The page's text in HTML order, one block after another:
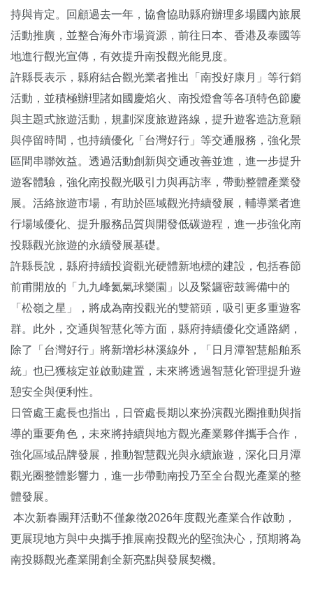
持與肯定。回顧過去一年，協會協助縣府辦理多場國內旅展
活動推廣，並整合海外市場資源，前往日本、香港及泰國等
地進行觀光宣傳，有效提升南投觀光能見度。
許縣長表示，縣府結合觀光業者推出「南投好康月」等行銷
活動，並積極辦理諸如國慶焰火、南投燈會等各項特色節慶
與主題式旅遊活動，規劃深度旅遊路線，提升遊客造訪意願
與停留時間，也持續優化「台灣好行」等交通服務，強化景
區間串聯效益。透過活動創新與交通改善並進，進一步提升
遊客體驗，強化南投觀光吸引力與再訪率，帶動整體產業發
展。活絡旅遊市場，有助於區域觀光持續發展，輔導業者進
行場域優化、提升服務品質與開發低碳遊程，進一步強化南
投縣觀光旅遊的永續發展基礎。
許縣長說，縣府持續投資觀光硬體新地標的建設，包括春節
前甫開放的「九九峰氦氣球樂園」以及緊鑼密鼓籌備中的
「松嶺之星」，將成為南投觀光的雙箭頭，吸引更多重遊客
群。此外，交通與智慧化等方面，縣府持續優化交通路網，
除了「台灣好行」將新增杉林溪線外，「日月潭智慧船舶系
統」也已獲核定並啟動建置，未來將透過智慧化管理提升遊
憩安全與便利性。
日管處王處長也指出，日管處長期以來扮演觀光圈推動與指
導的重要角色，未來將持續與地方觀光產業夥伴攜手合作，
強化區域品牌發展，推動智慧觀光與永續旅遊，深化日月潭
觀光圈整體影響力，進一步帶動南投乃至全台觀光產業的整
體發展。
本次新春團拜活動不僅象徵2026年度觀光產業合作啟動，
更展現地方與中央攜手推展南投觀光的堅強決心，預期將為
南投縣觀光產業開創全新亮點與發展契機。